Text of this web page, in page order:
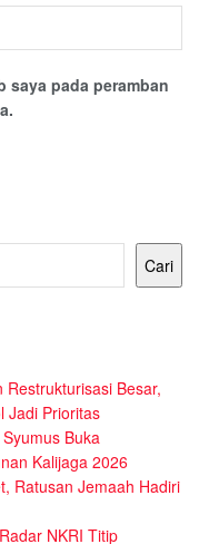
saya pada peramban
Cari
Besar,
Jadi Prioritas
Buka
Kalijaga 2026
Ratusan Jemaah Hadiri
NKRI Titip